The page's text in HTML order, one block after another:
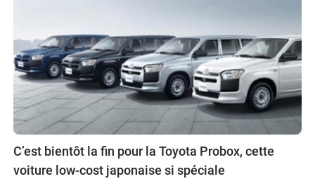
C’est bientôt la fin pour la Toyota Probox, cette
voiture low-cost japonaise si spéciale